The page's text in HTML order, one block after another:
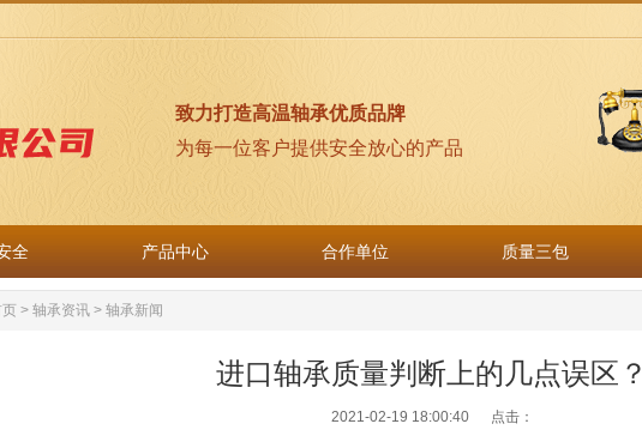
致力打造高温轴承优质品牌
为每一位客户提供安全放心的产品
全 产品中心 合作单位 质量三包
> 轴承资讯 > 轴承新闻
进口轴承质量判断上的几点误区？
2021-02-19 18:00:40 点击：